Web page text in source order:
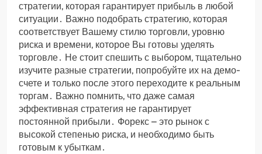
стратегии, которая гарантирует прибыль в любой
ситуации․ Важно подобрать стратегию, которая
соответствует Вашему стилю торговли, уровню
риска и времени, которое Вы готовы уделять
торговле․ Не стоит спешить с выбором, тщательно
изучите разные стратегии, попробуйте их на демо-
счете и только после этого переходите к реальным
торгам․ Важно помнить, что даже самая
эффективная стратегия не гарантирует
постоянной прибыли․ Форекс – это рынок с
высокой степенью риска, и необходимо быть
готовым к убыткам․